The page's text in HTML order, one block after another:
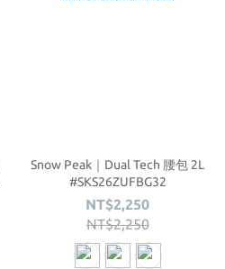
Snow Peak｜Dual Tech 腰包 2L
#SKS26ZUFBG32
NT$2,250
NT$2,250